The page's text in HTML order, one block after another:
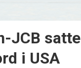
JCB satte
i USA